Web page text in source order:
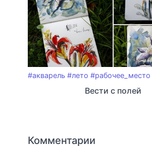
#акварель #лето #рабочее_место
Вести с полей
Комментарии